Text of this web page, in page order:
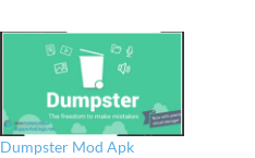
Dumpster Mod Apk